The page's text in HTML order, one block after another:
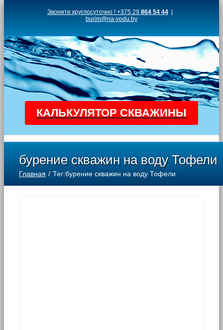
content
Звоните круглосуточно ! +375 29 864 54 44
burim@na-vodu.by
КАЛЬКУЛЯТОР СКВАЖИНЫ
бурение скважин на воду Тофели
Главная Тег:бурение скважин на воду Тофели